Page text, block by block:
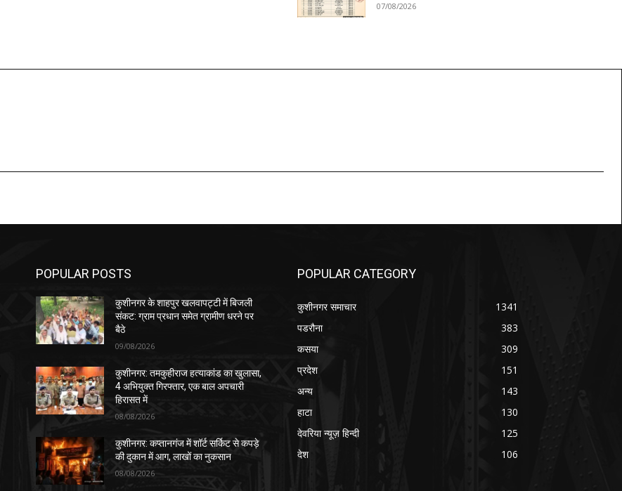
07/08/2026
POPULAR POSTS
कुशीनगर के शाहपुर खलवापट्टी में बिजली
संकट: ग्राम प्रधान समेत ग्रामीण धरने पर
बैठे
09/08/2026
कुशीनगर: तमकुहीराज हत्याकांड का खुलासा,
4 अभियुक्त गिरफ्तार, एक बाल अपचारी
हिरासत में
08/08/2026
कुशीनगर: कप्तानगंज में शॉर्ट सर्किट से कपड़े
की दुकान में आग, लाखों का नुकसान
08/08/2026
POPULAR CATEGORY
कुशीनगर समाचार
1341
पडरौना
383
कसया
309
प्रदेश
151
अन्य
143
हाटा
130
देवरिया न्यूज़ हिन्दी
125
देश
106